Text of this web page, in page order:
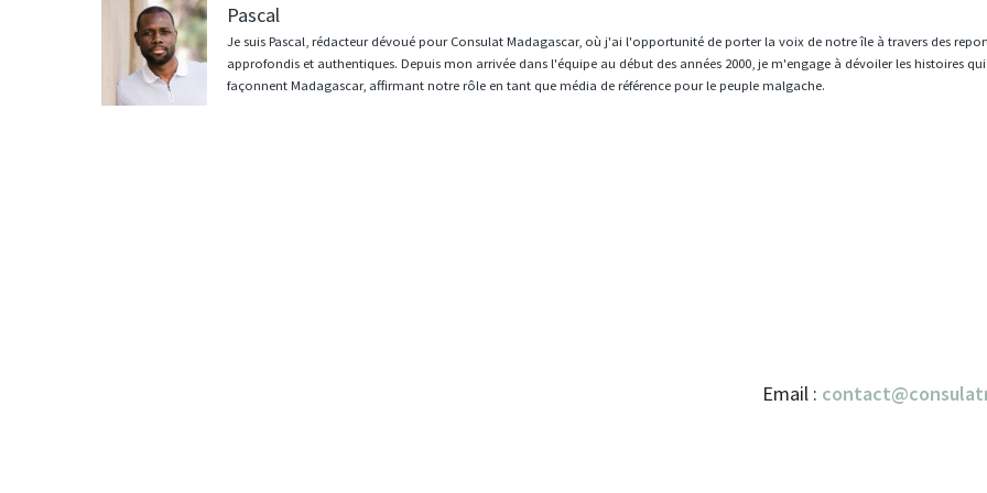
Pascal
Je suis Pascal, rédacteur dévoué pour Consulat Madagascar, où j'ai l'opportunité de porter la voix de notre île à travers des
approfondis et authentiques. Depuis mon arrivée dans l'équipe au début des années 2000, je m'engage à dévoiler les histoires qui
façonnent Madagascar, affirmant notre rôle en tant que média de référence pour le peuple malgache.
Email :